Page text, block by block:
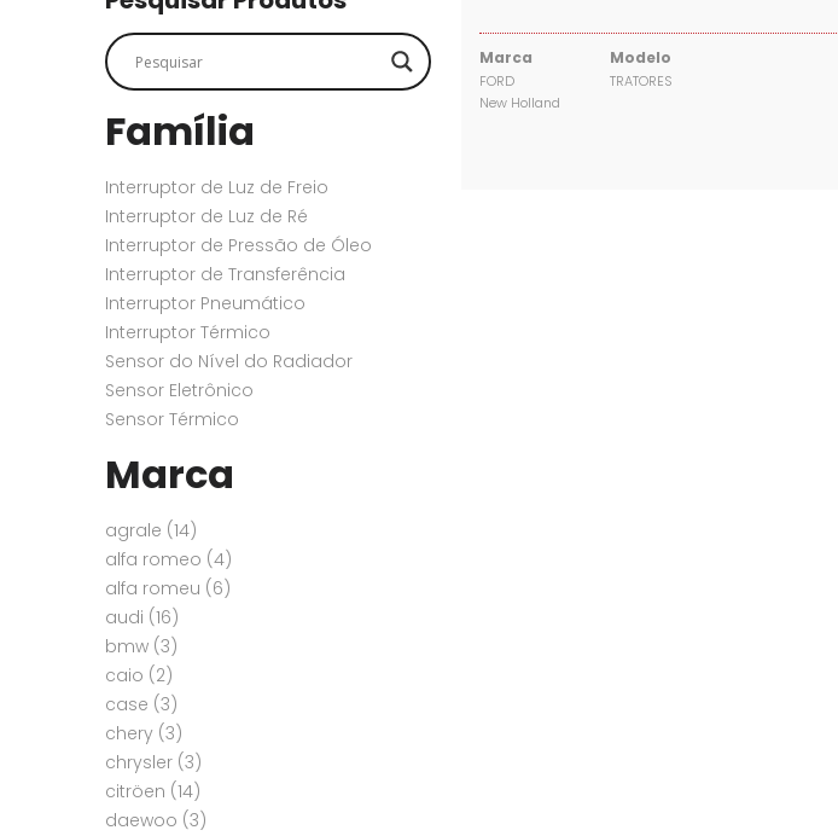
Família
Interruptor de Luz de Freio
Interruptor de Luz de Ré
Interruptor de Pressão de Óleo
Interruptor de Transferência
Interruptor Pneumático
Interruptor Térmico
Sensor do Nível do Radiador
Sensor Eletrônico
Sensor Térmico
Marca
agrale (14)
alfa romeo (4)
alfa romeu (6)
audi (16)
bmw (3)
caio (2)
case (3)
chery (3)
chrysler (3)
citröen (14)
daewoo (3)
Marca
FORD
New Holland
Modelo
TRATORES